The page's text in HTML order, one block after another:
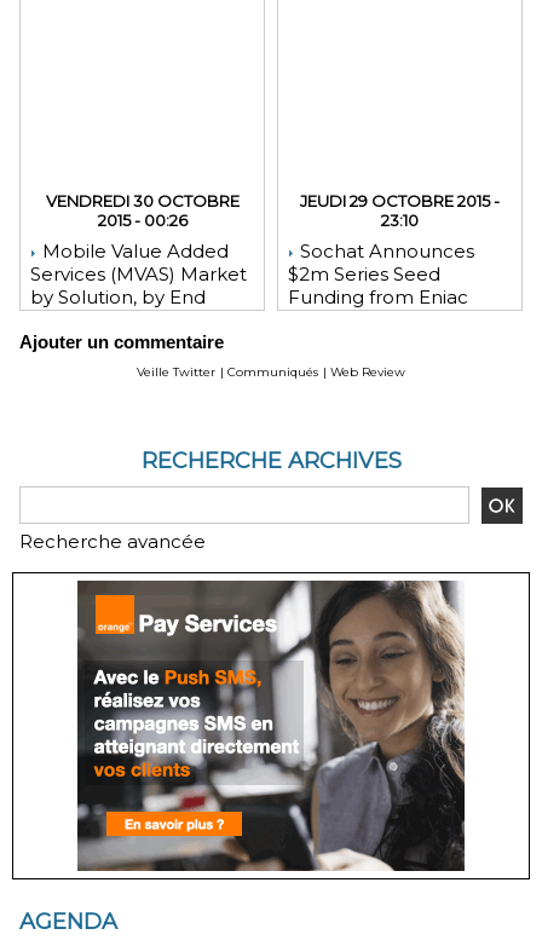
VENDREDI 30 OCTOBRE
2015 - 00:26
Mobile Value Added
Services (MVAS) Market
by Solution, by End
Geography - Global
Forecast and Analysis to
JEUDI 29 OCTOBRE 2015 -
23:10
Sochat Announces
$2m Series Seed
Funding from Eniac
Zhang
Ajouter un commentaire
Veille Twitter | Communiqués | Web Review
RECHERCHE ARCHIVES
Recherche avancée
AGENDA